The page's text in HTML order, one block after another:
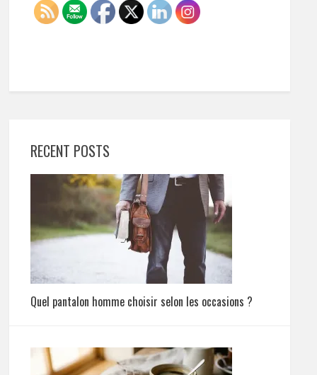
RECENT POSTS
Quel pantalon homme choisir selon les occasions ?